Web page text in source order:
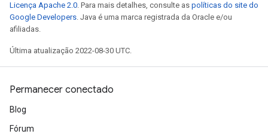
Licença Apache 2.0. Para mais detalhes, consulte as políticas do site do
Google Developers. Java é uma marca registrada da Oracle e/ou
afiliadas.
Última atualização 2022-08-30 UTC.
Permanecer conectado
Blog
Fórum